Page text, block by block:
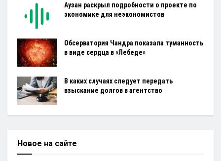
Аузан раскрыл подробности о проекте по
экономике для неэкономистов
Обсерватория Чандра показала туманность
в виде сердца в «Лебеде»
В каких случаях следует передать
взыскание долгов в агентство
Новое на сайте